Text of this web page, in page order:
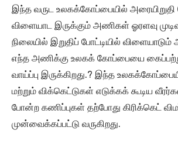
இந்த வருட உலகக்கோப்பையில் அரையிறுதி
விளையாட இருக்கும் அணிகள் ஓரளவு
நிலையில் இறுதிப் போட்டியில்
எந்த அணிக்கு உலகக் கோப்பையை
வாய்ப்பு இருக்கிறது.? இந்த
மற்றும் விக்கெட்டுகள் எடுக்கக் கூடிய
போன்ற கணிப்புகள் தற்போது கிரிக்கெட்
முன்வைக்கப்பட்டு வருகிறது.